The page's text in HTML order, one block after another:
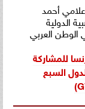
أحمد
الدولية
الوطن العربي
للمشاركة
السبع